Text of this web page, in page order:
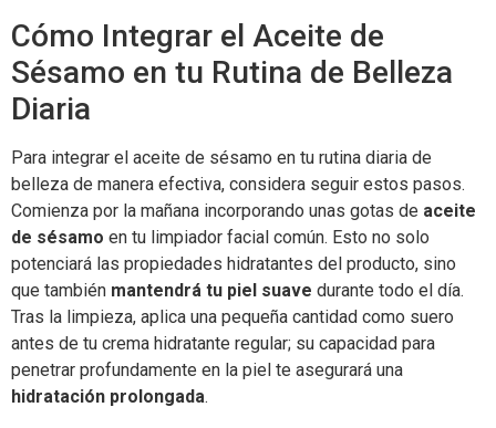
Cómo Integrar el Aceite de
Sésamo en tu Rutina de Belleza
Diaria
Para integrar el aceite de sésamo en tu rutina diaria de
belleza de manera efectiva, considera seguir estos pasos.
Comienza por la mañana incorporando unas gotas de aceite
de sésamo en tu limpiador facial común. Esto no solo
potenciará las propiedades hidratantes del producto, sino
que también mantendrá tu piel suave durante todo el día.
Tras la limpieza, aplica una pequeña cantidad como suero
antes de tu crema hidratante regular; su capacidad para
penetrar profundamente en la piel te asegurará una
hidratación prolongada.